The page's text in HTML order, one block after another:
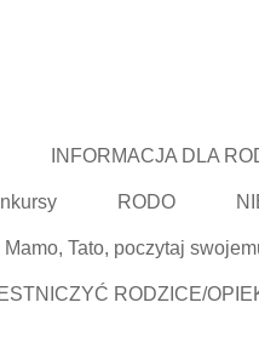
INFORMACJA DLA
RODO
Mamo, Tato, poczytaj
RODZICE/